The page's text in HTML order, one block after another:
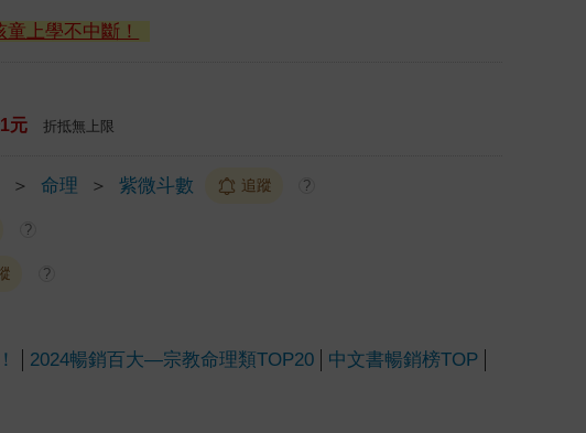
上學不中斷！
元 折抵無上限
＞ 命理 ＞ 紫微斗數 追蹤 ?
?
?
2024暢銷百大—宗教命理類TOP20 中文書暢銷榜TOP